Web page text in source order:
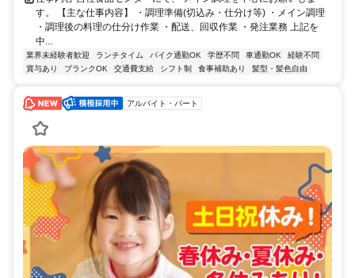
す。 【主な仕事内容】 ・調理準備(切込み・仕分け等) ・メイン調理
・調理後の料理の仕分け作業 ・配送、回収作業 ・発注業務 上記を
中...
業界未経験者歓迎 ランチタイム バイク通勤OK 学歴不問 車通勤OK
経験不問
賞与あり
ブランクOK 交通費支給 シフト制 食事補助あり 髪型・髪色自由
アルバイト・パート